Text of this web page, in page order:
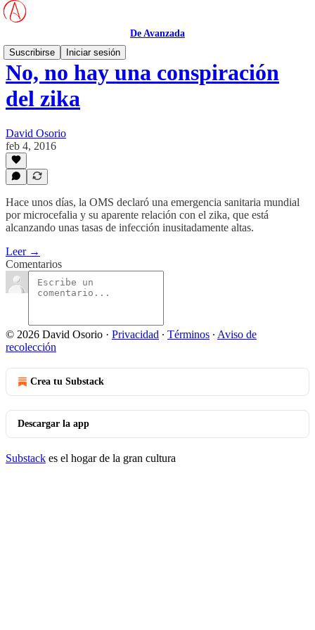
De Avanzada
Suscribirse
Iniciar sesión
No, no hay una conspiración
del zika
David Osorio
feb 4, 2016
Hace unos días, la OMS declaró una emergencia sanitaria mundial
por microcefalia y su aparente relación con el zika, que está
alcanzando unas tasas de infección inusitadamente altas.
Leer →
Comentarios
© 2026 David Osorio · Privacidad ∙ Términos ∙ Aviso de
recolección
Crea tu Substack
Descargar la app
Substack es el hogar de la gran cultura